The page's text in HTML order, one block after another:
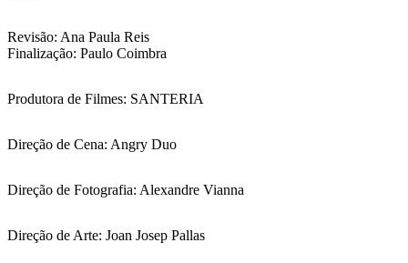
Revisão: Ana Paula Reis
Finalização: Paulo Coimbra
Produtora de Filmes: SANTERIA
Direção de Cena: Angry Duo
Direção de Fotografia: Alexandre Vianna
Direção de Arte: Joan Josep Pallas